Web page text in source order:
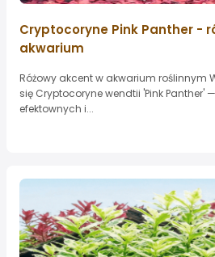
Cryptocoryne Pink Panther -
akwarium
Różowy akcent w akwarium roślinnym
się Cryptocoryne wendtii 'Pink Panther'
efektownych i...